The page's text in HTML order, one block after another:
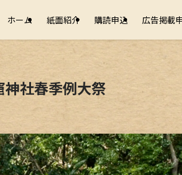
ホーム 紙面紹介 購読申込 広告掲載
社春季例大祭